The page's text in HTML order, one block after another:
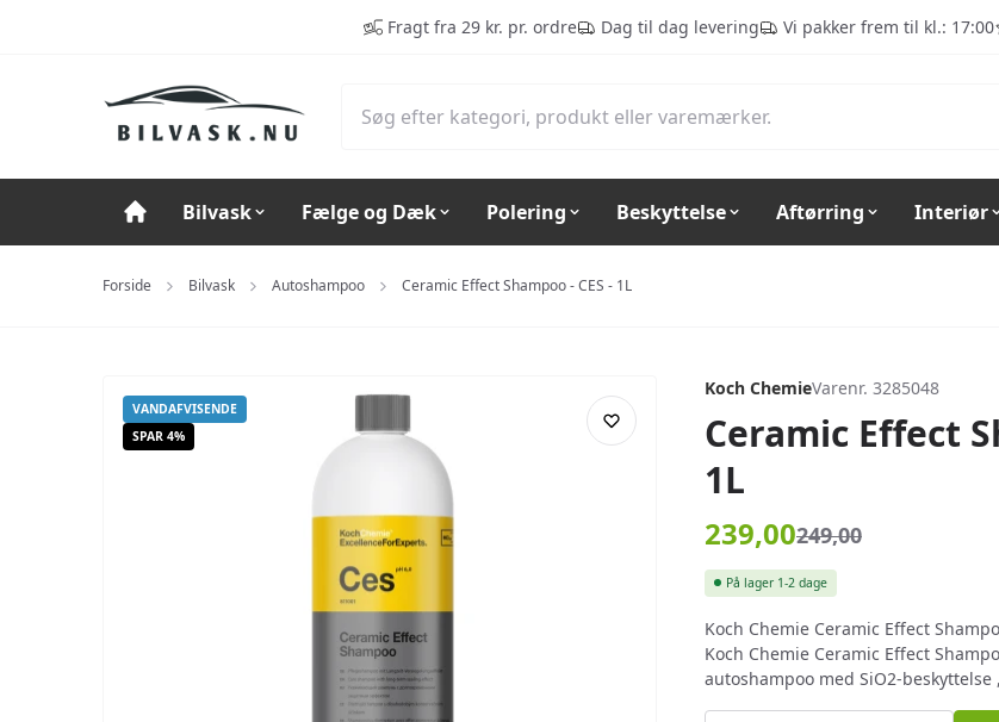
Fragt fra 29 kr. pr. ordre Dag til dag levering Vi pakker frem til kl.: 17:00
Bilvask Fælge og Dæk Polering Beskyttelse Aftørring Interiør
Forside Bilvask Autoshampoo Ceramic Effect Shampoo - CES - 1L
VANDAFVISENDE
SPAR 4%
Koch ChemieVarenr. 3285048
Ceramic Effect
1L
239,00249,00
På lager 1-2 dage
Koch Chemie Ceramic Effect
Koch Chemie Ceramic Effect
autoshampoo med SiO2-